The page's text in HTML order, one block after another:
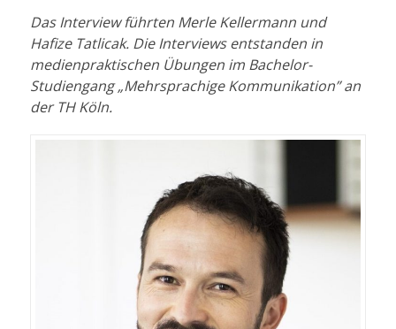
Das Interview führten Merle Kellermann und
Hafize Tatlicak. Die Interviews entstanden in
medienpraktischen Übungen im Bachelor-
Studiengang „Mehrsprachige Kommunikation” an
der TH Köln.